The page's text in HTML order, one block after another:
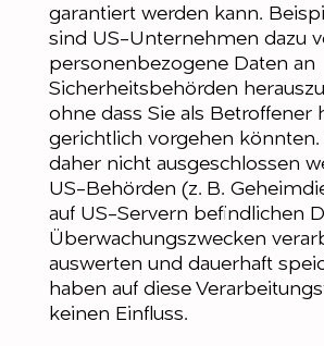
garantiert werden kann.
sind US-Unternehmen dazu
personenbezogene Daten an
Sicherheitsbehörden
ohne dass Sie als Betroffener
gerichtlich vorgehen könnten.
daher nicht ausgeschlossen
US-Behörden (z. B.
auf US-Servern befindlichen
Überwachungszwecken
auswerten und dauerhaft
haben auf diese
keinen Einfluss.